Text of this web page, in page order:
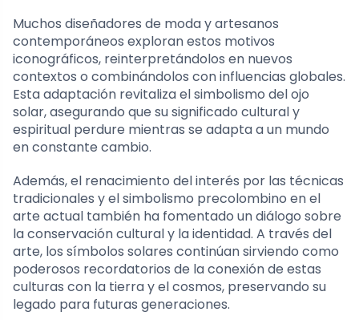
Muchos diseñadores de moda y artesanos
contemporáneos exploran estos motivos
iconográficos, reinterpretándolos en nuevos
contextos o combinándolos con influencias globales.
Esta adaptación revitaliza el simbolismo del ojo
solar, asegurando que su significado cultural y
espiritual perdure mientras se adapta a un mundo
en constante cambio.
Además, el renacimiento del interés por las técnicas
tradicionales y el simbolismo precolombino en el
arte actual también ha fomentado un diálogo sobre
la conservación cultural y la identidad. A través del
arte, los símbolos solares continúan sirviendo como
poderosos recordatorios de la conexión de estas
culturas con la tierra y el cosmos, preservando su
legado para futuras generaciones.